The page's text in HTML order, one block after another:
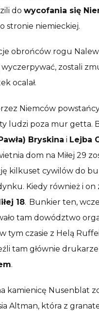
do wycofania się
stronie niemieckiej.
obrońców rogu
wyczerpywać, zostali
ocalał.
Niemców
ludzi poza mur getta.
Bryskina i Lejba
dom na Miłej 29
kilkuset cywilów do
Kiedy również i on
18. Bunkier ten,
tam dowództwo
tym czasie z Helą
tam głównie
.
kamienicę Nusenblat
Altman, która z